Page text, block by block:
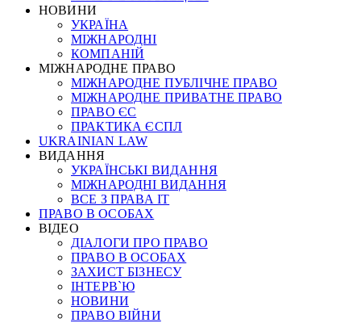
НОВИНИ
УКРАЇНА
МІЖНАРОДНІ
КОМПАНІЙ
МІЖНАРОДНЕ ПРАВО
МІЖНАРОДНЕ ПУБЛІЧНЕ ПРАВО
МІЖНАРОДНЕ ПРИВАТНЕ ПРАВО
ПРАВО ЄС
ПРАКТИКА ЄСПЛ
UKRAINIAN LAW
ВИДАННЯ
УКРАЇНСЬКІ ВИДАННЯ
МІЖНАРОДНІ ВИДАННЯ
ВСЕ З ПРАВА ІТ
ПРАВО В ОСОБАХ
ВІДЕО
ДІАЛОГИ ПРО ПРАВО
ПРАВО В ОСОБАХ
ЗАХИСТ БІЗНЕСУ
ІНТЕРВ`Ю
НОВИНИ
ПРАВО ВІЙНИ